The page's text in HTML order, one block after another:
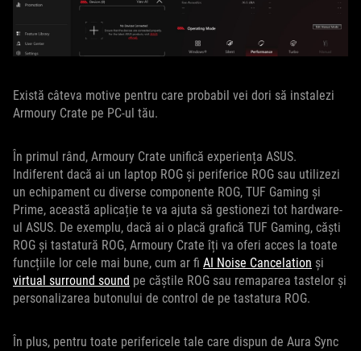
Există câteva motive pentru care probabil vei dori să instalezi
Armoury Crate pe PC-ul tău.
În primul rând, Armoury Crate unifică experiența ASUS.
Indiferent dacă ai un laptop ROG și periferice ROG sau utilizezi
un echipament cu diverse componente ROG, TUF Gaming și
Prime, această aplicație te va ajuta să gestionezi tot hardware-
ul ASUS. De exemplu, dacă ai o placă grafică TUF Gaming, căști
ROG și tastatură ROG, Armoury Crate îți va oferi acces la toate
funcțiile lor cele mai bune, cum ar fi AI Noise Cancelation și
virtual surround sound pe căștile ROG sau remaparea tastelor și
personalizarea butonului de control de pe tastatura ROG.
În plus, pentru toate perifericele tale care dispun de Aura Sync